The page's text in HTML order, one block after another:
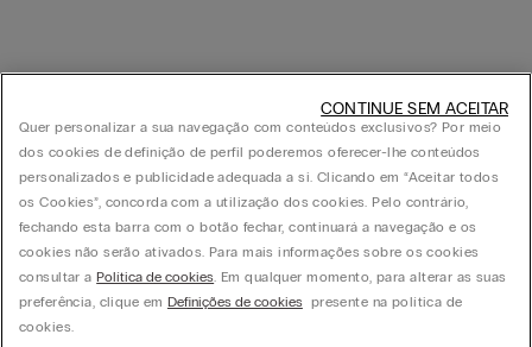
Quer personalizar a sua navegação com conteúdos exclusivos? Por meio
dos cookies de definição de perfil poderemos oferecer-lhe conteúdos
personalizados e publicidade adequada a si. Clicando em “Aceitar todos
os Cookies”, concorda com a utilização dos cookies. Pelo contrário,
fechando esta barra com o botão fechar, continuará a navegação e os
cookies não serão ativados. Para mais informações sobre os cookies
consultar aPolítica de cookies. Em qualquer momento, para alterar as suas
preferência, clique em Definições de cookiespresente na política de
cookies.
CONTINUE SEM ACEITAR